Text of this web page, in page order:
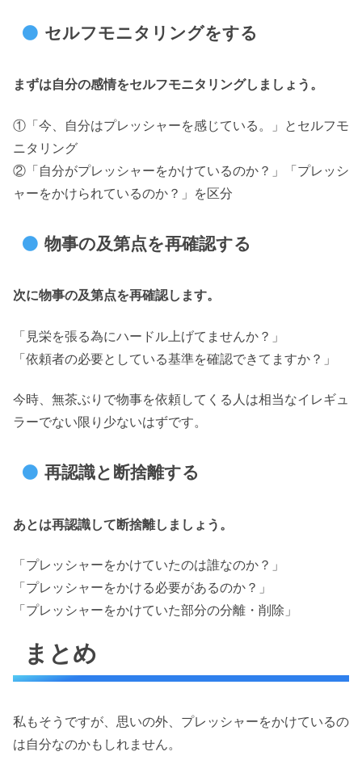
セルフモニタリングをする
まずは自分の感情をセルフモニタリングしましょう。
①「今、自分はプレッシャーを感じている。」とセルフモ
ニタリング
②「自分がプレッシャーをかけているのか？」「プレッシ
ャーをかけられているのか？」を区分
物事の及第点を再確認する
次に物事の及第点を再確認します。
「見栄を張る為にハードル上げてませんか？」
「依頼者の必要としている基準を確認できてますか？」
今時、無茶ぶりで物事を依頼してくる人は相当なイレギュ
ラーでない限り少ないはずです。
再認識と断捨離する
あとは再認識して断捨離しましょう。
「プレッシャーをかけていたのは誰なのか？」
「プレッシャーをかける必要があるのか？」
「プレッシャーをかけていた部分の分離・削除」
まとめ
私もそうですが、思いの外、プレッシャーをかけているの
は自分なのかもしれません。